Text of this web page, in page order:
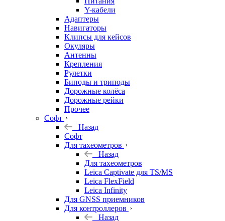
Y-кабели
Адаптеры
Навигаторы
Клипсы для кейсов
Окуляры
Антенны
Крепления
Рулетки
Биподы и триподы
Дорожные колёса
Дорожные рейки
Прочее
Софт
Назад
Софт
Для тахеометров
Назад
Для тахеометров
Leica Captivate для TS/MS
Leica FlexField
Leica Infinity
Для GNSS приемников
Для контроллеров
Назад